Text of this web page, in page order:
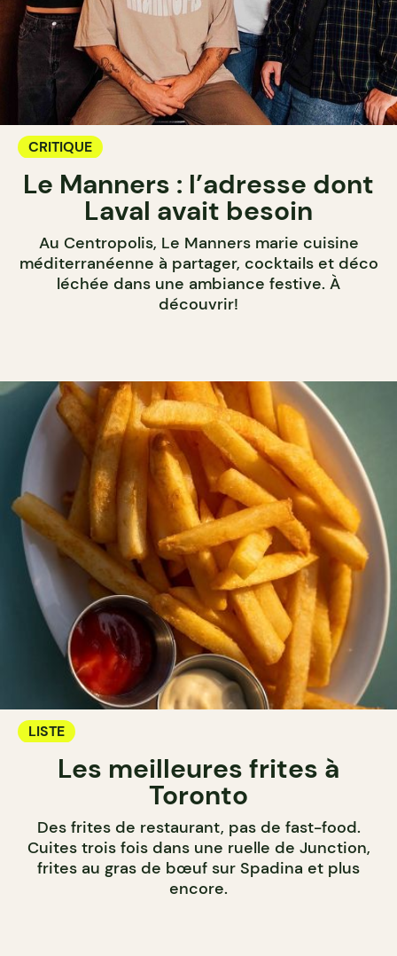
CRITIQUE
Le Manners : l’adresse dont
Laval avait besoin
Au Centropolis, Le Manners marie cuisine
méditerranéenne à partager, cocktails et déco
léchée dans une ambiance festive. À
découvrir!
LISTE
Les meilleures frites à
Toronto
Des frites de restaurant, pas de fast-food.
Cuites trois fois dans une ruelle de Junction,
frites au gras de bœuf sur Spadina et plus
encore.